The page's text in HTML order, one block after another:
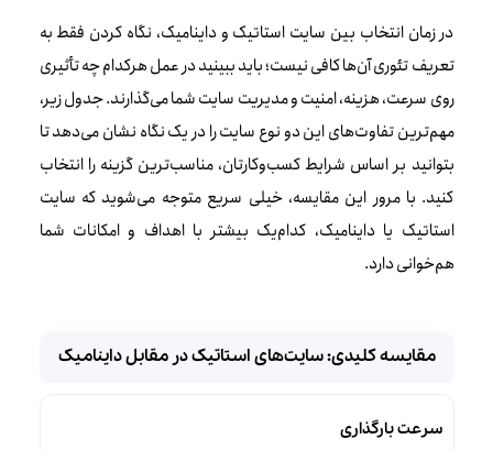
در زمان انتخاب بین سایت استاتیک و داینامیک، نگاه کردن فقط به
تعریف تئوری آن‌ها کافی نیست؛ باید ببینید در عمل هرکدام چه تأثیری
روی سرعت، هزینه، امنیت و مدیریت سایت شما می‌گذارند. جدول زیر،
مهم‌ترین تفاوت‌های این دو نوع سایت را در یک نگاه نشان می‌دهد تا
بتوانید بر اساس شرایط کسب‌وکارتان، مناسب‌ترین گزینه را انتخاب
کنید. با مرور این مقایسه، خیلی سریع متوجه می‌شوید که سایت
استاتیک یا داینامیک، کدام‌یک بیشتر با اهداف و امکانات شما
هم‌خوانی دارد.
مقایسه کلیدی: سایت‌های استاتیک در مقابل داینامیک
سرعت بارگذاری